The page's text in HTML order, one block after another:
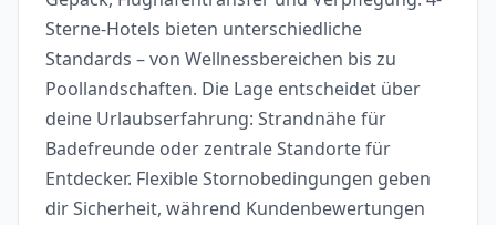
Sterne-Hotels bieten unterschiedliche
Standards – von Wellnessbereichen bis zu
Poollandschaften. Die Lage entscheidet über
deine Urlaubserfahrung: Strandnähe für
Badefreunde oder zentrale Standorte für
Entdecker. Flexible Stornobedingungen geben
dir Sicherheit, während Kundenbewertungen